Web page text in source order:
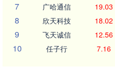
7 广哈通信 19.03
8 欣天科技 18.02
9 飞天诚信 12.56
10 任子行 7.16